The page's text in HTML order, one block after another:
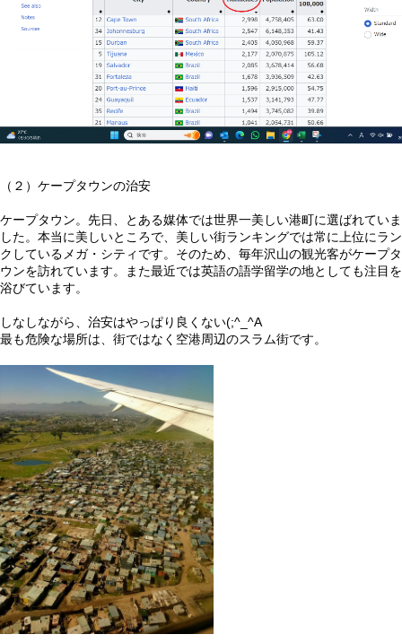
（２）ケープタウンの治安
ケープタウン。先日、とある媒体では世界一美しい港町に選ばれていま
した。本当に美しいところで、美しい街ランキングでは常に上位にラン
クしているメガ・シティです。そのため、毎年沢山の観光客がケープタ
ウンを訪れています。また最近では英語の語学留学の地としても注目を
浴びています。
しなしながら、治安はやっぱり良くない(;^_^A
最も危険な場所は、街ではなく空港周辺のスラム街です。